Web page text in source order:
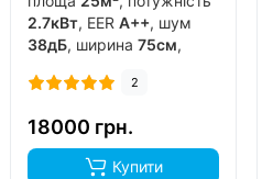
2.7кВт, EER A++, шум
38дБ, ширина 75см,
китай, інвертор
2
18000 грн.
Купити